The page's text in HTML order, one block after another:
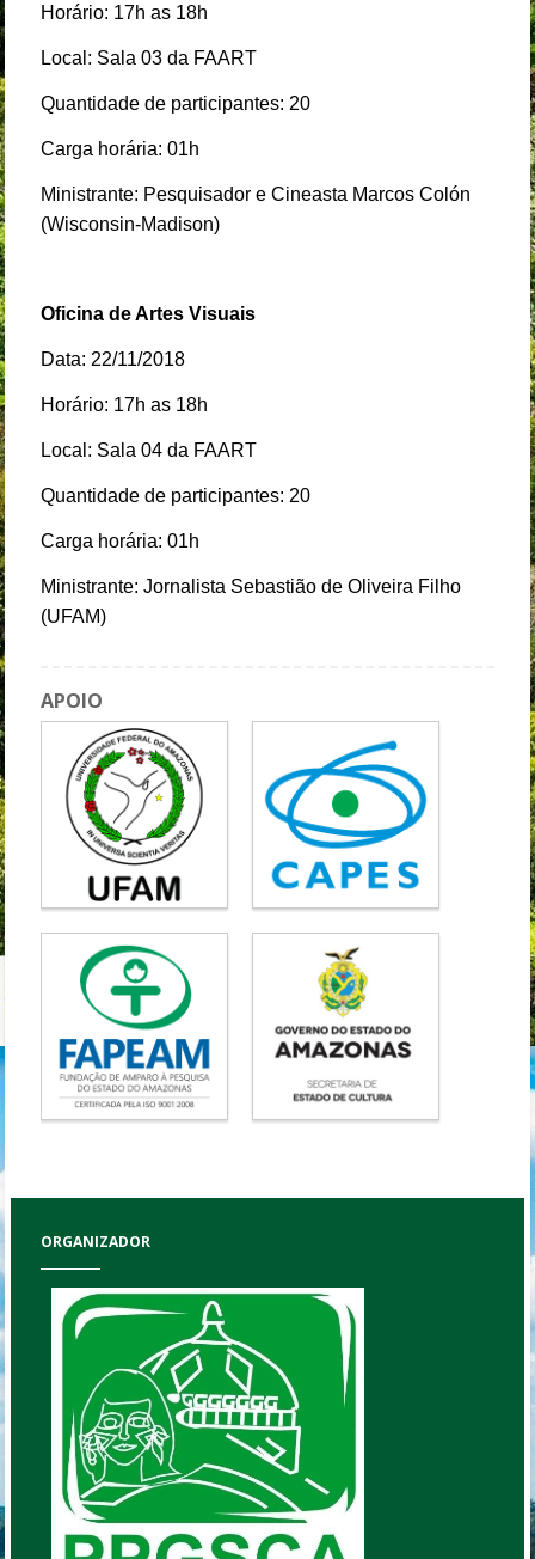
Horário: 17h as 18h
Local: Sala 03 da FAART
Quantidade de participantes: 20
Carga horária: 01h
Ministrante: Pesquisador e Cineasta Marcos Colón
(Wisconsin-Madison)
Oficina de Artes Visuais
Data: 22/11/2018
Horário: 17h as 18h
Local: Sala 04 da FAART
Quantidade de participantes: 20
Carga horária: 01h
Ministrante: Jornalista Sebastião de Oliveira Filho
(UFAM)
APOIO
ORGANIZADOR